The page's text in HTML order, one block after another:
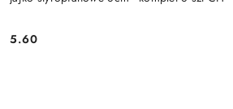
Cena:
5.60